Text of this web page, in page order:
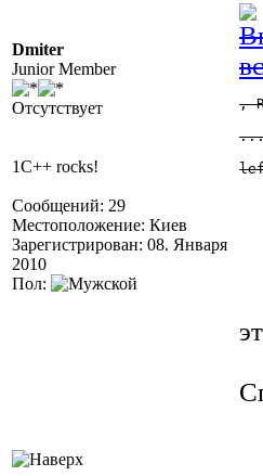
Dmiter
Junior Member
Отсутствует
1C++ rocks!
Сообщений: 29
Местоположение: Киев
Зарегистрирован: 08. Января
2010
Пол:
,